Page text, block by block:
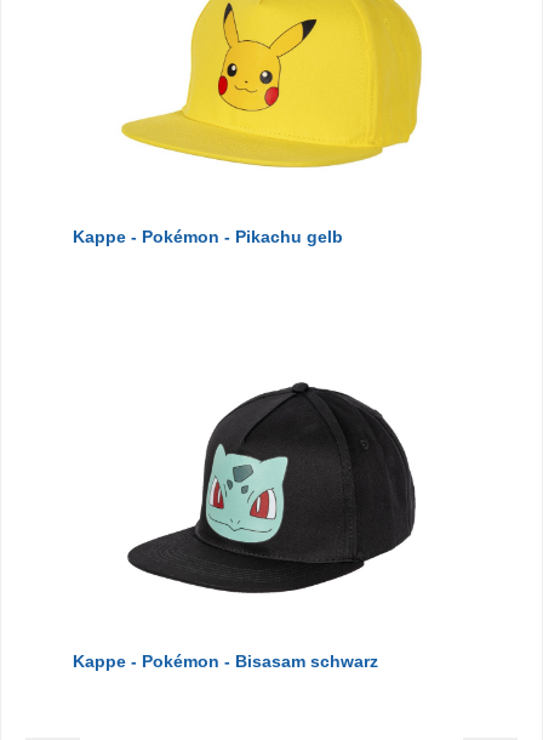
Kappe - Pokémon - Pikachu gelb
Kappe - Pokémon - Bisasam schwarz